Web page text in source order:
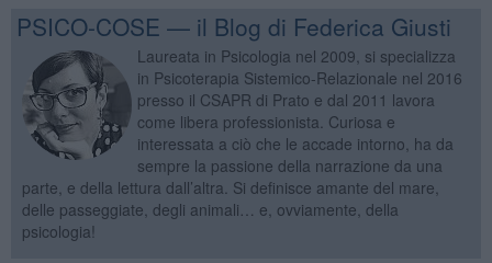
PSICO-COSE — il Blog di Federica Giusti
Laureata in Psicologia nel 2009, si specializza
in Psicoterapia Sistemico-Relazionale nel 2016
presso il CSAPR di Prato e dal 2011 lavora
come libera professionista. Curiosa e
interessata a ciò che le accade intorno, ha da
sempre la passione della narrazione da una
parte, e della lettura dall’altra. Si definisce amante del mare,
delle passeggiate, degli animali… e, ovviamente, della
psicologia!